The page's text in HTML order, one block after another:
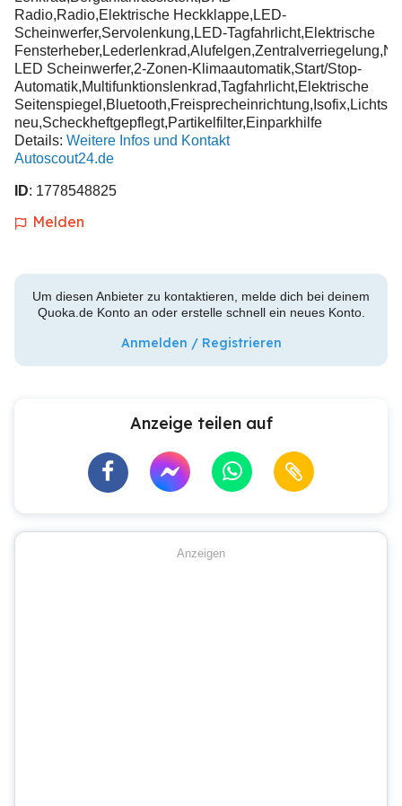
Radio,Radio,Elektrische Heckklappe,LED-
Scheinwerfer,Servolenkung,LED-Tagfahrlicht,Elektrische
LED Scheinwerfer,2-Zonen-Klimaautomatik,Start/Stop-
Automatik,Multifunktionslenkrad,Tagfahrlicht,Elektrische
neu,Scheckheftgepflegt,Partikelfilter,Einparkhilfe
Details: Weitere Infos und Kontakt
Autoscout24.de
ID: 1778548825
Melden
Um diesen Anbieter zu kontaktieren, melde dich bei deinem
Quoka.de Konto an oder erstelle schnell ein neues Konto.
Anmelden / Registrieren
Anzeige teilen auf
Anzeigen